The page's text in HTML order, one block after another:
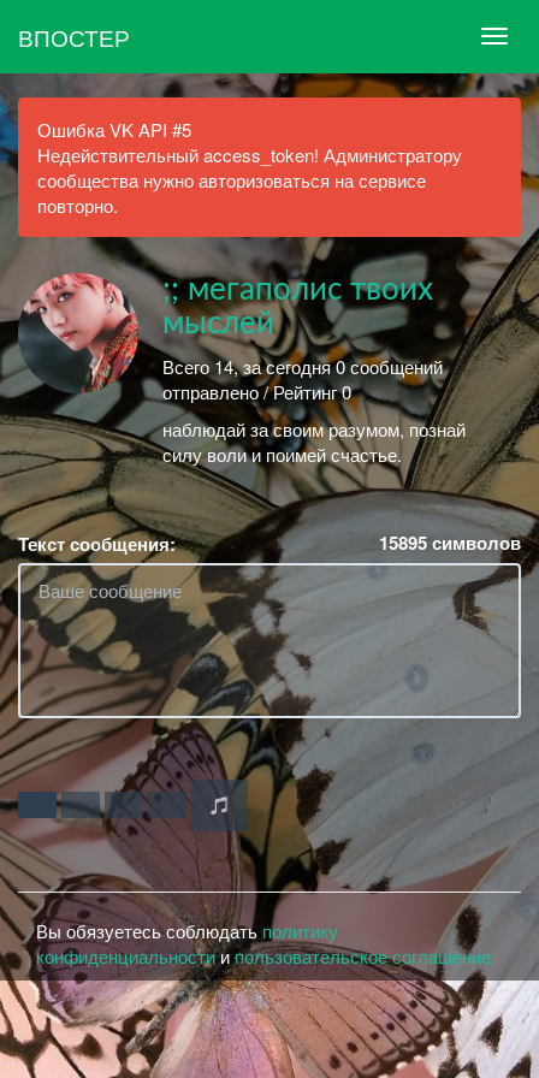
ВПОСТЕР
Ошибка VK API #5
Недействительный access_token! Администратору
сообщества нужно авторизоваться на сервисе
повторно.
;; мегаполис твоих
мыслей
Всего 14, за сегодня 0 сообщений
отправлено / Рейтинг 0
наблюдай за своим разумом, познай
силу воли и поимей счастье.
Текст сообщения: 15895символов
Вы обязуетесь соблюдать политику
конфиденциальностиипользовательское соглашение